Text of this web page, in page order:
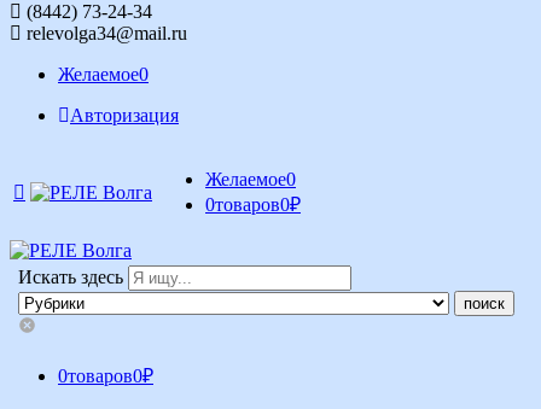
(8442) 73-24-34
relevolga34@mail.ru
Желаемое0
Авторизация
Желаемое0
0товаров0₽
Искать здесь
0товаров0₽